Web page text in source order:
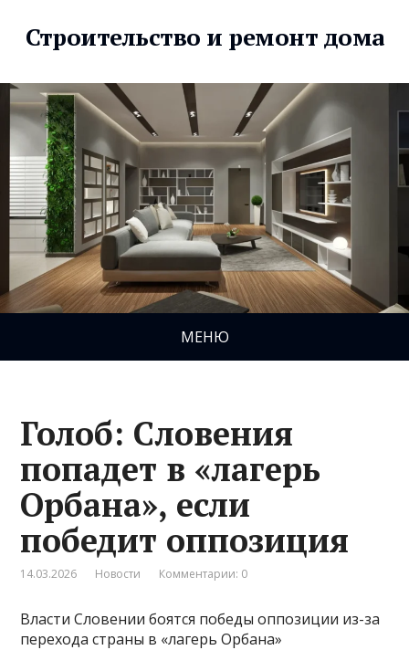
Строительство и ремонт дома
МЕНЮ
Голоб: Словения
попадет в «лагерь
Орбана», если
победит оппозиция
14.03.2026 Новости Комментарии: 0
Власти Словении боятся победы оппозиции из-за
перехода страны в «лагерь Орбана»